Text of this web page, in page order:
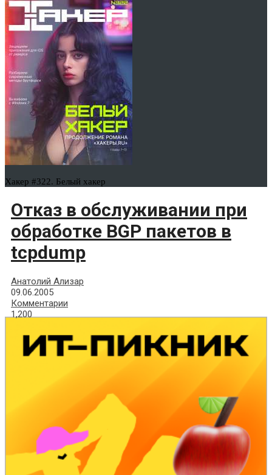
Хакер #322. Белый хакер
Отказ в обслуживании при
обработке BGP пакетов в
tcpdump
Анатолий Ализар
09.06.2005
Комментарии
1,200